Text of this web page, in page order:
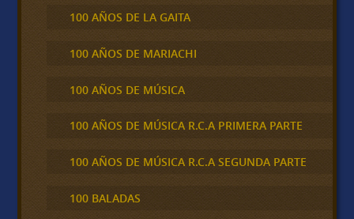
100 AÑOS DE LA GAITA
100 AÑOS DE MARIACHI
100 AÑOS DE MÚSICA
100 AÑOS DE MÚSICA R.C.A PRIMERA PARTE
100 AÑOS DE MÚSICA R.C.A SEGUNDA PARTE
100 BALADAS